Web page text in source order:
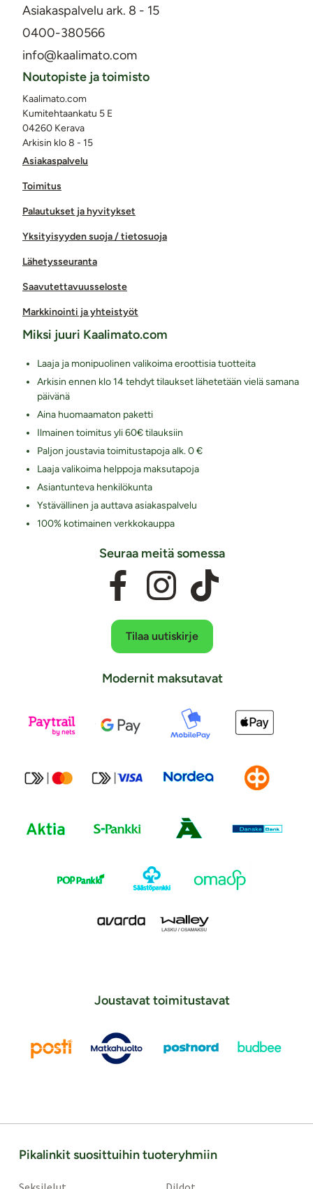
Asiakaspalvelu ark. 8 - 15
0400-380566
info@kaalimato.com
Asiakaspalvelu
Toimitus
Palautukset ja hyvitykset
Yksityisyyden suoja / tietosuoja
Lähetysseuranta
Saavutettavuusseloste
Markkinointi ja yhteistyöt
Noutopiste ja toimisto
Kaalimato.com
Kumitehtaankatu 5 E
04260 Kerava
Arkisin klo 8 - 15
Miksi juuri Kaalimato.com
Laaja ja monipuolinen valikoima eroottisia tuotteita
Arkisin ennen klo 14 tehdyt tilaukset lähetetään vielä samana
päivänä
Aina huomaamaton paketti
Ilmainen toimitus yli 60€ tilauksiin
Paljon joustavia toimitustapoja alk. 0 €
Laaja valikoima helppoja maksutapoja
Asiantunteva henkilökunta
Ystävällinen ja auttava asiakaspalvelu
100% kotimainen verkkokauppa
Seuraa meitä somessa
Tilaa uutiskirje
Modernit maksutavat
Joustavat toimitustavat
Pikalinkit suosittuihin tuoteryhmiin